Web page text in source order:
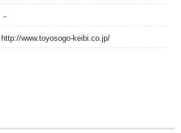
－
http://www.toyosogo-keibi.co.jp/